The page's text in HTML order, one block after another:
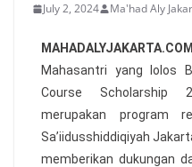
July 2, 2024 Ma'had Aly
Mahasantri yang lolos
Course Scholarship
merupakan program
Sa’iidusshiddiqiyah
memberikan dukungan